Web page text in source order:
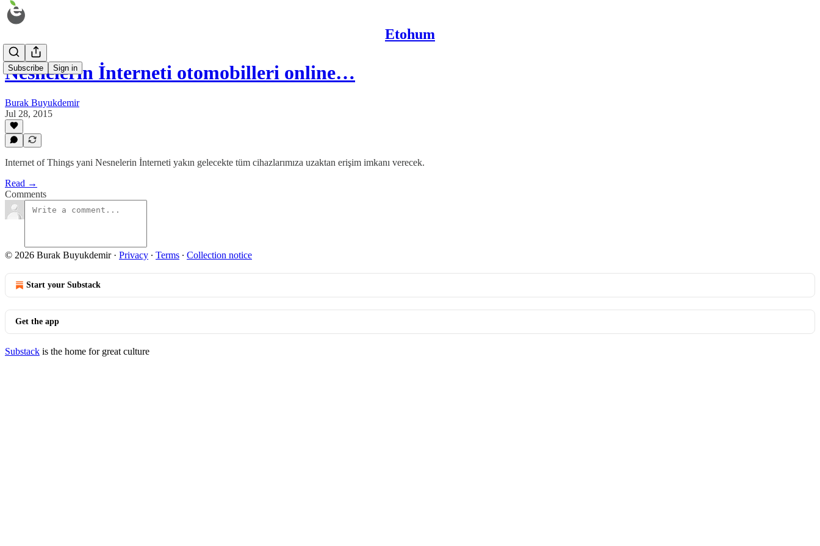
Etohum
Subscribe Sign in
Nesnelerin İnterneti otomobilleri online…
Burak Buyukdemir
Jul 28, 2015
Internet of Things yani Nesnelerin İnterneti yakın gelecekte tüm cihazlarımıza uzaktan erişim imkanı verecek.
Read →
Comments
© 2026 Burak Buyukdemir· Privacy ∙ Terms ∙ Collection notice
Start your Substack
Get the app
Substack is the home for great culture